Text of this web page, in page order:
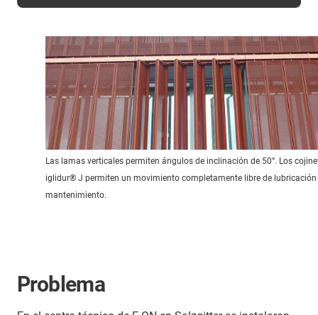
Las lamas verticales permiten ángulos de inclinación de 50°. Los
iglidur® J permiten un movimiento completamente libre de lubricación
mantenimiento.
Problema